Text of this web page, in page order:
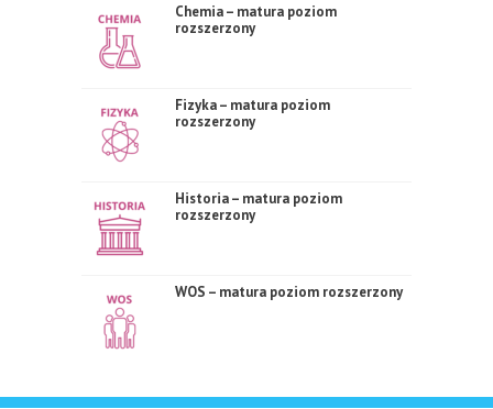
Chemia – matura poziom
rozszerzony
Fizyka – matura poziom
rozszerzony
Historia – matura poziom
rozszerzony
WOS – matura poziom rozszerzony